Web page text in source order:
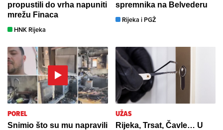
propustili do vrha napuniti
mrežu Finaca
HNK Rijeka
spremnika na Belvederu
Rijeka i PGŽ
POREL
Snimio što su mu napravili
UŽAS
Rijeka, Trsat, Čavle… U